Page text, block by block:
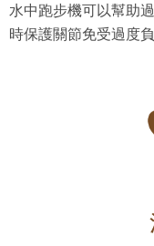
水中跑步機可以幫助
時保護關節免受過度負